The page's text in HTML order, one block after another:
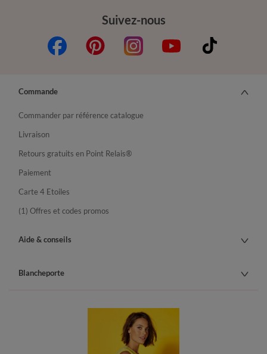
Suivez-nous
Commande
Commander par référence catalogue
Livraison
Retours gratuits en Point Relais®
Paiement
Carte 4 Etoiles
(1) Offres et codes promos
Aide & conseils
Blancheporte